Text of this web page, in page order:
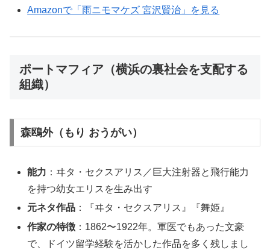
Amazonで「雨ニモマケズ 宮沢賢治」を見る
ポートマフィア（横浜の裏社会を支配する
組織）
森鴎外（もり おうがい）
能力 ：ヰタ・セクスアリス／巨大注射器と飛行能力
を持つ幼女エリスを生み出す
元ネタ作品 ：『ヰタ・セクスアリス』『舞姫』
作家の特徴 ：1862〜1922年。軍医でもあった文豪
で、ドイツ留学経験を活かした作品を多く残しまし